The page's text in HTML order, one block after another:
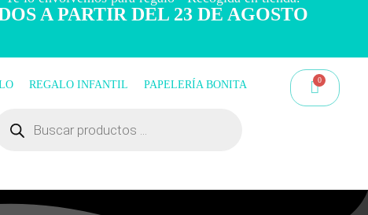
A PARTIR DEL 23 DE AGOSTO
REGALO INFANTIL PAPELERÍA BONITA